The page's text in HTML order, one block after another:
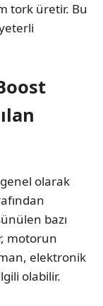
tork üretir. Bu
olarak
bazı
motorun
elektronik
olabilir.